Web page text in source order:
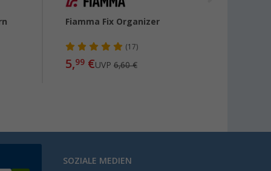
Fiamma Fix Organizer
(17)
5,99€UVP 6,60 €
SOZIALE MEDIEN